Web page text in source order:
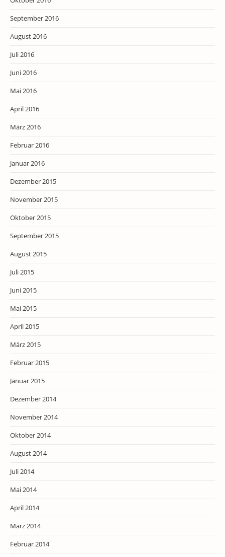
September 2016
August 2016
Juli 2016
Juni 2016
Mai 2016
April 2016
März 2016
Februar 2016
Januar 2016
Dezember 2015
November 2015
Oktober 2015
September 2015
August 2015
Juli 2015
Juni 2015
Mai 2015
April 2015
März 2015
Februar 2015
Januar 2015
Dezember 2014
November 2014
Oktober 2014
August 2014
Juli 2014
Mai 2014
April 2014
März 2014
Februar 2014